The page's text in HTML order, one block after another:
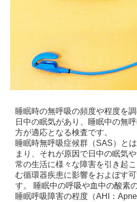
睡眠時の無呼吸の頻度や程度を調
日中の眠気があり、睡眠中の無
方が適応となる検査です。
睡眠時無呼吸症候群（SAS）と
まり、それが原因で日中の眠気
常の生活に様々な障害を引き起
む循環器疾患に影響をおよぼす
す。 睡眠中の呼吸や血中の酸素
睡眠呼吸障害の程度（AHI：